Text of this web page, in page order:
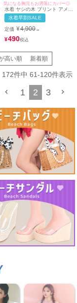
気になる胸元もお洒落にカバー◎
水着 ヤシの木 プリント アメリ
カンスリーブ ドロスト ビスチ
ェ 体型カバー ギャル タンキニ
(ブラック/MIYABI着用)
水着早割SALE
定価 ¥4,900→
¥490
高い順 新着順
172件中 61-120件表示
1 2 3